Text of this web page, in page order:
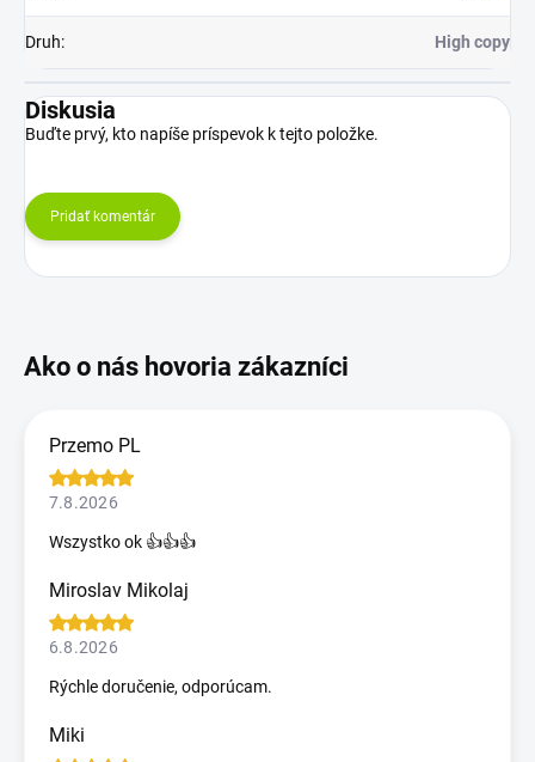
Druh: High copy
Diskusia
Buďte prvý, kto napíše príspevok k tejto položke.
Pridať komentár
Przemo PL
7.8.2026
Wszystko ok 👍👍👍
Miroslav Mikolaj
6.8.2026
Rýchle doručenie, odporúcam.
Miki